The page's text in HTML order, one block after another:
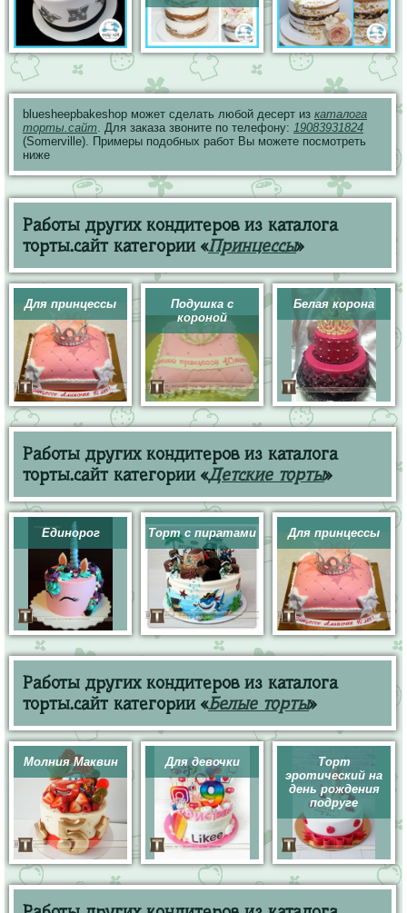
bluesheepbakeshop может сделать любой десерт из каталога
торты.сайт. Для заказа звоните по телефону: 19083931824
(Somerville). Примеры подобных работ Вы можете посмотреть
ниже
Работы других кондитеров из каталога
торты.сайт категории «Принцессы»
Для принцессы
Подушка с
короной
Белая корона
Работы других кондитеров из каталога
торты.сайт категории «Детские торты»
Единорог Торт с пиратами Для принцессы
Работы других кондитеров из каталога
торты.сайт категории «Белые торты»
Молния Маквин Для девочки
Торт
эротический на
день рождения
подруге